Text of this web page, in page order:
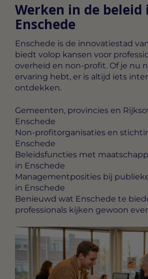
Werken in de beleid
Enschede
Enschede is de innovatiestad
biedt volop kansen voor
overheid en non-profit. Of je nu
ervaring hebt, er is altijd iets
ontdekken.
Gemeenten, provincies en
Enschede
Non-profitorganisaties en
Enschede
Beleidsfuncties met
in Enschede
Managementposities bij
in Enschede
Benieuwd wat Enschede te
professionals kijken gewoon